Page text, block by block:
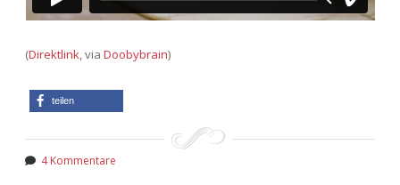
(Direktlink , via Doobybrain)
teilen
4 Kommentare